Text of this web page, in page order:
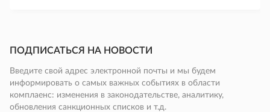
ПОДПИСАТЬСЯ НА НОВОСТИ
Введите свой адрес электронной почты и мы будем
информировать о самых важных событиях в области
комплаенс: изменения в законодательстве, аналитику,
обновления санкционных списков и т.д.